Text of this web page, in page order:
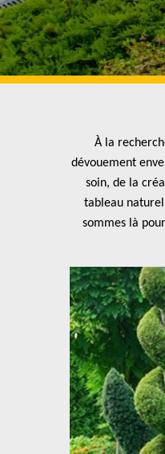
À la
dévouement
soin, de la
tableau
sommes là